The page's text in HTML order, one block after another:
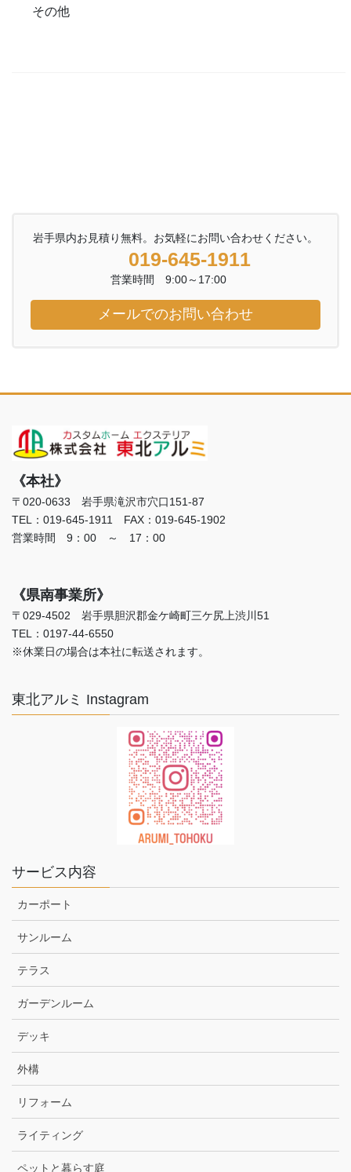
その他
岩手県内お見積り無料。お気軽にお問い合わせください。
019-645-1911
営業時間 9:00～17:00
メールでのお問い合わせ
《本社》
〒020-0633 岩手県滝沢市穴口151-87
TEL：019-645-1911 FAX：019-645-1902
営業時間 9：00 ～ 17：00
《県南事業所》
〒029-4502 岩手県胆沢郡金ケ崎町三ケ尻上渋川51
TEL：0197-44-6550
※休業日の場合は本社に転送されます。
東北アルミ Instagram
サービス内容
カーポート
サンルーム
テラス
ガーデンルーム
デッキ
外構
リフォーム
ライティング
ペットと暮らす庭